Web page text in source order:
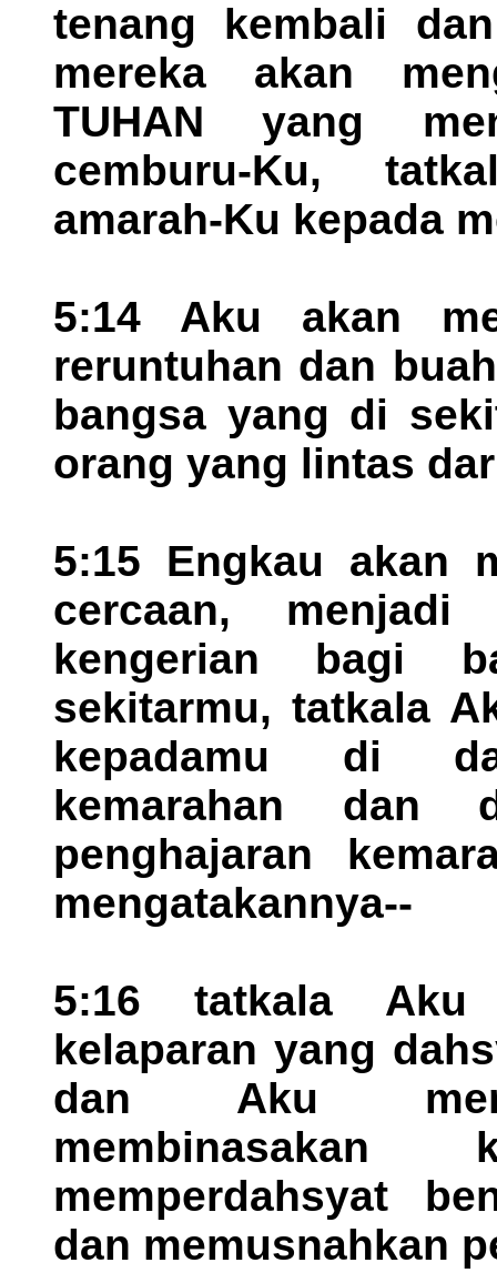
tenang kembali
mereka akan
TUHAN yang
cemburu-Ku,
amarah-Ku kepada
5:14 Aku akan
reruntuhan dan
bangsa yang di
orang yang lintas
5:15 Engkau akan
cercaan,
kengerian bagi
sekitarmu, tatkala
kepadamu di
kemarahan dan
penghajaran
mengatakannya--
5:16 tatkala Aku
kelaparan yang
dan Aku
memperdahsyat
dan memusnahkan